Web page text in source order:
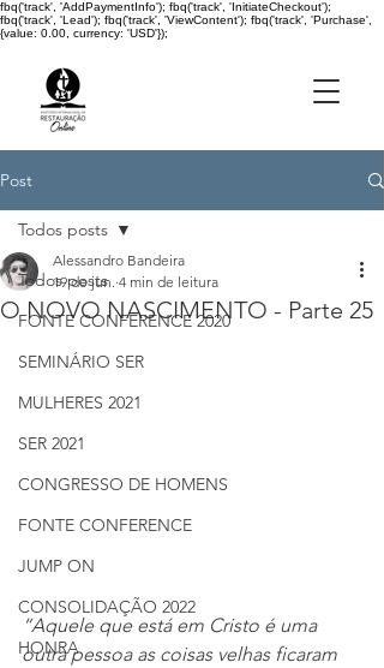
fbq('track', 'AddPaymentInfo'); fbq('track', 'InitiateCheckout');
fbq('track', 'Lead'); fbq('track', 'ViewContent'); fbq('track', 'Purchase',
{value: 0.00, currency: 'USD'});
Post
Todos posts
FONTE CONFERENCE 2020
SEMINÁRIO SER
MULHERES 2021
SER 2021
CONGRESSO DE HOMENS
FONTE CONFERENCE
JUMP ON
CONSOLIDAÇÃO 2022
HONRA
Todos posts
O NOVO NASCIMENTO - Parte 25
Alessandro Bandeira
19 de jun. 4 min de leitura
“Aquele que está em Cristo é uma
outra pessoa as coisas velhas ficaram